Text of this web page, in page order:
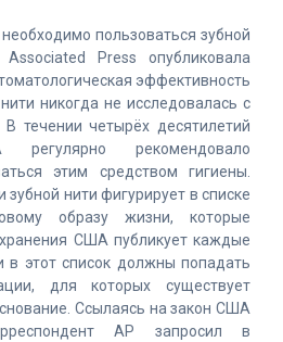
пользоваться зубной
Press опубликовала
эффективность
никогда не исследовалась с
течении четырёх десятилетий
регулярно рекомендовало
этим средством гигиены.
зубной нити фигурирует в списке
образу жизни, которые
США публикует каждые
в этот список должны попадать
для которых существует
Ссылаясь на закон США
AP запросил в